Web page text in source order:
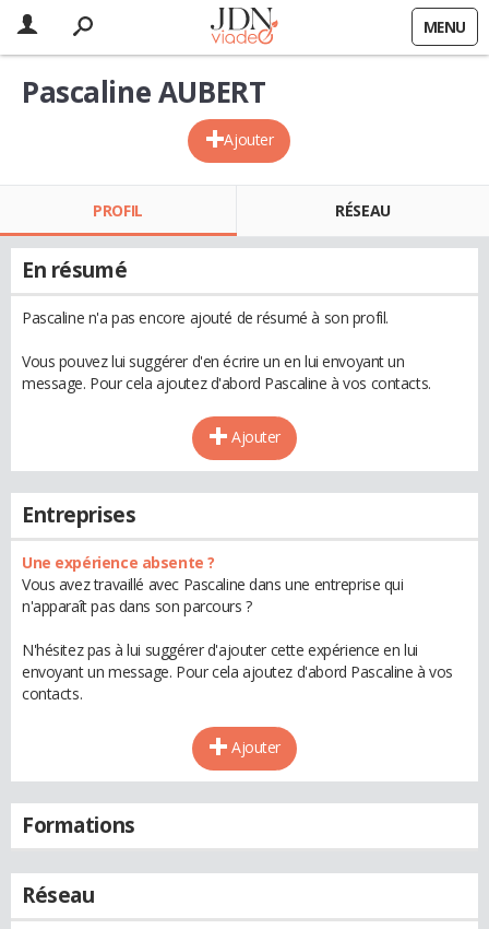
MENU
Ajouter
Pascaline AUBERT
PROFIL RÉSEAU
En résumé
Pascaline n'a pas encore ajouté de résumé à son profil.
Vous pouvez lui suggérer d'en écrire un en lui envoyant un
message. Pour cela ajoutez d'abord Pascaline à vos contacts.
Ajouter
Entreprises
Une expérience absente ?
Vous avez travaillé avec Pascaline dans une entreprise qui
n'apparaît pas dans son parcours ?
N'hésitez pas à lui suggérer d'ajouter cette expérience en lui
envoyant un message. Pour cela ajoutez d'abord Pascaline à vos
contacts.
Ajouter
Formations
Réseau